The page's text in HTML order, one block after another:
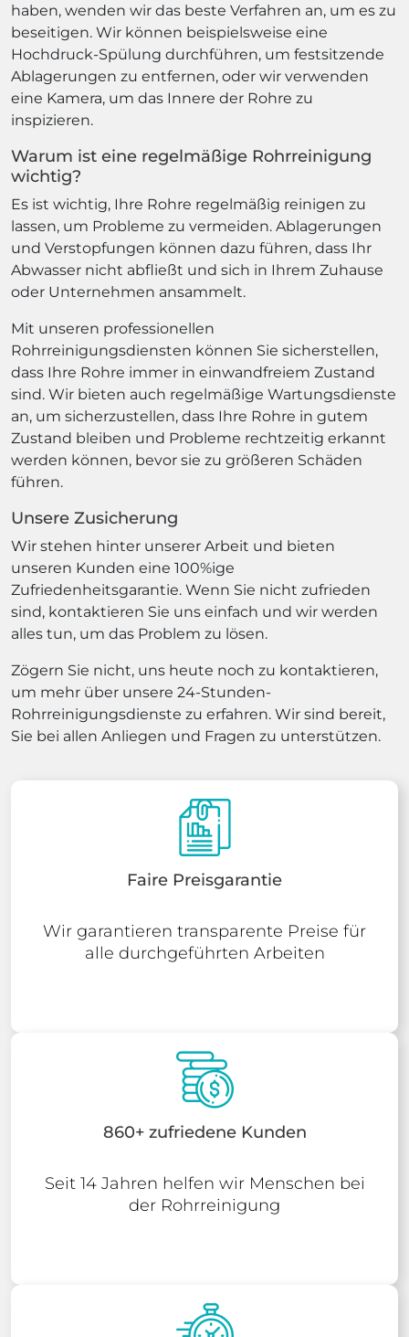
haben, wenden wir das beste Verfahren an, um es zu
beseitigen. Wir können beispielsweise eine
Hochdruck-Spülung durchführen, um festsitzende
Ablagerungen zu entfernen, oder wir verwenden
eine Kamera, um das Innere der Rohre zu
inspizieren.
Warum ist eine regelmäßige Rohrreinigung
wichtig?
Es ist wichtig, Ihre Rohre regelmäßig reinigen zu
lassen, um Probleme zu vermeiden. Ablagerungen
und Verstopfungen können dazu führen, dass Ihr
Abwasser nicht abfließt und sich in Ihrem Zuhause
oder Unternehmen ansammelt.
Mit unseren professionellen
Rohrreinigungsdiensten können Sie sicherstellen,
dass Ihre Rohre immer in einwandfreiem Zustand
sind. Wir bieten auch regelmäßige Wartungsdienste
an, um sicherzustellen, dass Ihre Rohre in gutem
Zustand bleiben und Probleme rechtzeitig erkannt
werden können, bevor sie zu größeren Schäden
führen.
Unsere Zusicherung
Wir stehen hinter unserer Arbeit und bieten
unseren Kunden eine 100%ige
Zufriedenheitsgarantie. Wenn Sie nicht zufrieden
sind, kontaktieren Sie uns einfach und wir werden
alles tun, um das Problem zu lösen.
Zögern Sie nicht, uns heute noch zu kontaktieren,
um mehr über unsere 24-Stunden-
Rohrreinigungsdienste zu erfahren. Wir sind bereit,
Sie bei allen Anliegen und Fragen zu unterstützen.
Faire Preisgarantie
Wir garantieren transparente Preise für
alle durchgeführten Arbeiten
860+ zufriedene Kunden
Seit 14 Jahren helfen wir Menschen bei
der Rohrreinigung